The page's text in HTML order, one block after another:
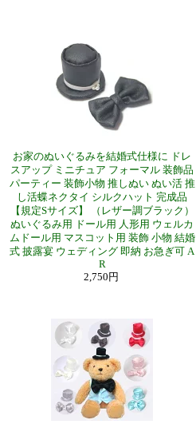
お家のぬいぐるみを結婚式仕様に ドレ
スアップ ミニチュア フォーマル 装飾品
パーティー 装飾小物 推しぬい ぬい活 推
し活蝶ネクタイ シルクハット 完成品
【規定Sサイズ】 （レザー調ブラック）
ぬいぐるみ用 ドール用 人形用 ウェルカ
ムドール用 マスコット用 装飾 小物 結婚
式 披露宴 ウェディング 即納 お急ぎ可 A
R
2,750円